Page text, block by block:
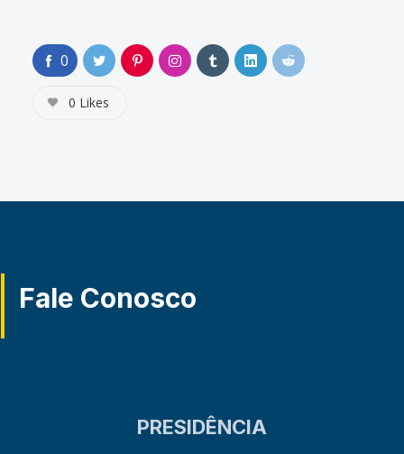
0
0 Likes
Fale Conosco
PRESIDÊNCIA